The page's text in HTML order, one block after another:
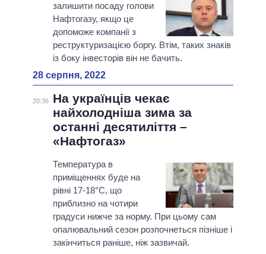
залишити посаду голови
Нафтогазу, якщо це
допоможе компанії з
реструктуризацією боргу. Втім, таких знаків
із боку інвесторів він не бачить.
28 серпня, 2022
20:36
На українців чекає
найхолодніша зима за
останні десятиліття –
«Нафтогаз»
Температура в
приміщеннях буде на
рівні 17-18°C, що
приблизно на чотири
градуси нижче за норму. При цьому сам
опалювальний сезон розпочнеться пізніше і
закінчиться раніше, ніж зазвичай.